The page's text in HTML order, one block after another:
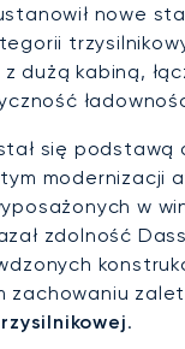
nowe
dużą kabiną,
się podstawą
modernizacji
w
zdolność
zachowaniu
.